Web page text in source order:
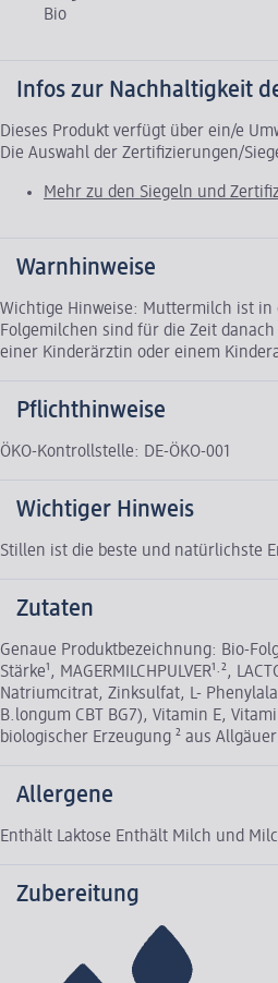
Bio
Infos zur Nachhaltigkeit
Dieses Produkt verfügt über ein/e
Die Auswahl der Zertifizierungen/
Mehr zu den Siegeln und
Warnhinweise
Wichtige Hinweise: Muttermilch ist in
Folgemilchen sind für die Zeit
einer Kinderärztin oder einem
Pflichthinweise
ÖKO-Kontrollstelle: DE-ÖKO-001
Wichtiger Hinweis
Stillen ist die beste und natürlichste
Zutaten
Genaue Produktbezeichnung: Bio-
Stärke¹, MAGERMILCHPULVER¹·²,
Natriumcitrat, Zinksulfat, L-
B.longum CBT BG7), Vitamin E,
biologischer Erzeugung ² aus
Allergene
Enthält Laktose Enthält Milch und
Zubereitung